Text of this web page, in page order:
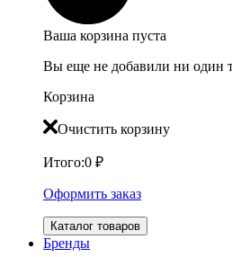
Ваша корзина пуста
Вы еще не добавили ни один
Корзина
Очистить корзину
Итого:0 ₽
Оформить заказ
Каталог товаров
Бренды